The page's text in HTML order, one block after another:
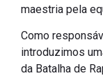
maestria pela
Como
introduzimos
da Batalha de